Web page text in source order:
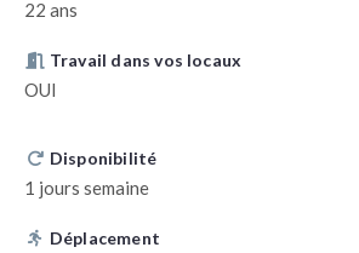
22 ans
Travail dans vos locaux
OUI
Disponibilité
1 jours semaine
Déplacement